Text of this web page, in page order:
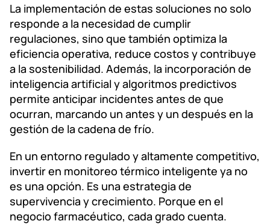
La implementación de estas soluciones no solo
responde a la necesidad de cumplir
regulaciones, sino que también optimiza la
eficiencia operativa, reduce costos y contribuye
a la sostenibilidad. Además, la incorporación de
inteligencia artificial y algoritmos predictivos
permite anticipar incidentes antes de que
ocurran, marcando un antes y un después en la
gestión de la cadena de frío.
En un entorno regulado y altamente competitivo,
invertir en monitoreo térmico inteligente ya no
es una opción. Es una estrategia de
supervivencia y crecimiento. Porque en el
negocio farmacéutico, cada grado cuenta.